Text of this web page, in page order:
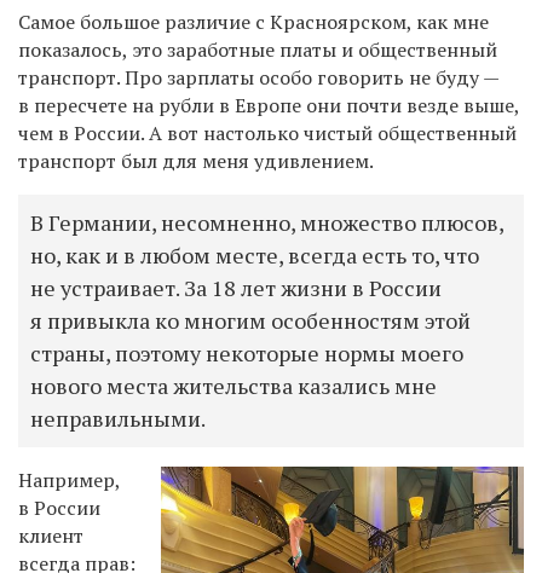
Самое большое различие с Красноярском, как мне
показалось, это заработные платы и общественный
транспорт. Про зарплаты особо говорить не буду —
в пересчете на рубли в Европе они почти везде выше,
чем в России. А вот настолько чистый общественный
транспорт был для меня удивлением.
В Германии, несомненно, множество плюсов,
но, как и в любом месте, всегда есть то, что
не устраивает. За 18 лет жизни в России
я привыкла ко многим особенностям этой
страны, поэтому некоторые нормы моего
нового места жительства казались мне
неправильными.
Например,
в России
клиент
всегда прав: